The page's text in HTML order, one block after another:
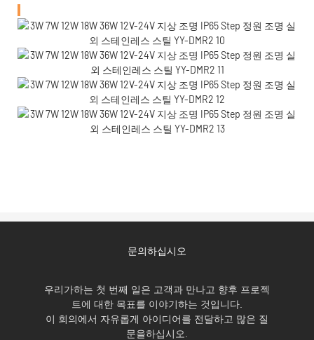
문의하십시오
우리가하는 첫 번째 일은 고객과 만나고 향후 프로젝
트에 대한 목표를 이야기하는 것입니다.
이 회의에서 자유롭게 아이디어를 전달하고 많은 질
문을하십시오.